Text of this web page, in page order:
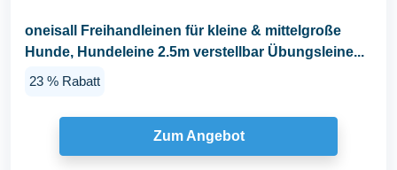
oneisall Freihandleinen für kleine & mittelgroße
Hunde, Hundeleine 2.5m verstellbar Übungsleine...
23 % Rabatt
Zum Angebot